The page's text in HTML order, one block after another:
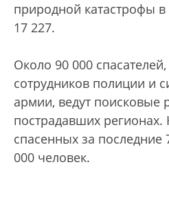
природной катастрофы в
17 227.
Около 90 000
сотрудников полиции и
армии, ведут поисковые
пострадавших регионах.
спасенных за последние
000 человек.